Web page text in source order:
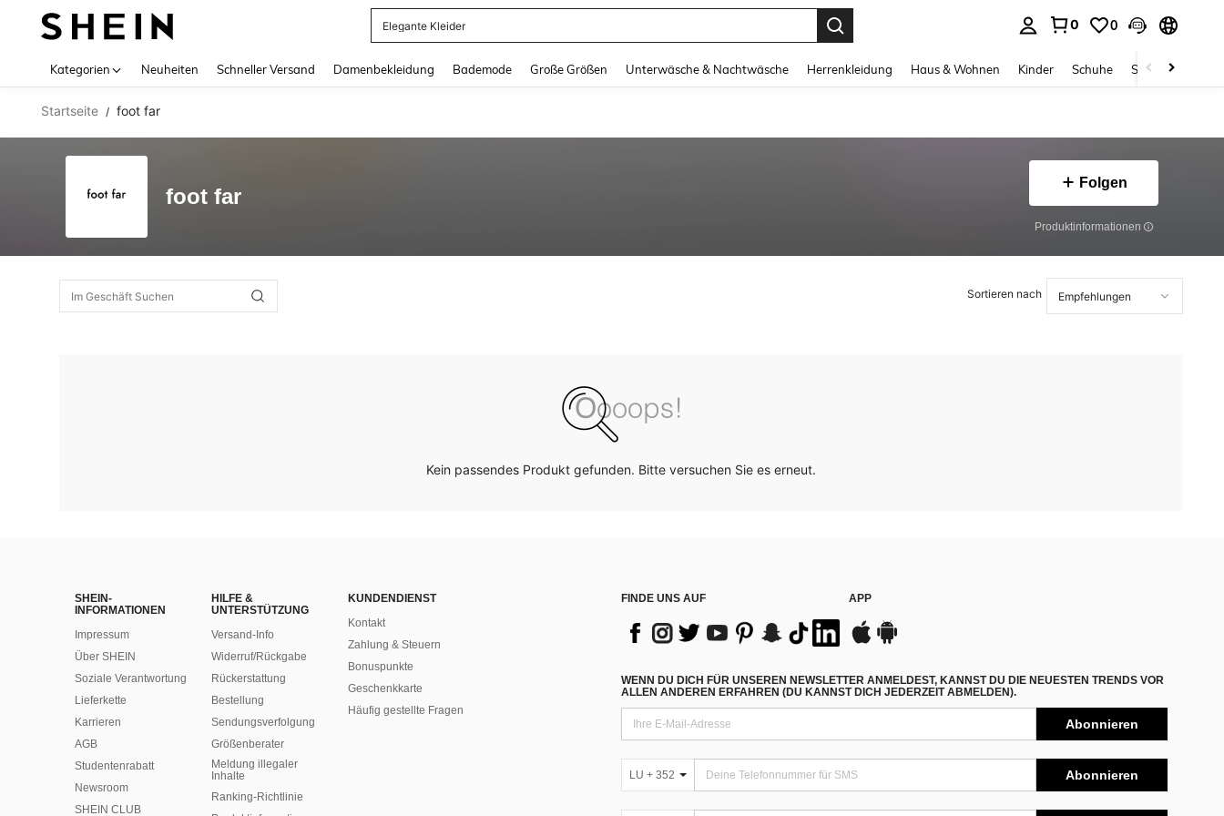
Elegante Kleider
0 0
Kategorien Neuheiten Schneller Versand Damenbekleidung Bademode Große Größen Unterwäsche & Nachtwäsche Herrenkleidung Haus & Wohnen Kinder Schuhe Schmuck &
Startseite / foot far
foot far
Folgen
Produktinformationen
Sortieren nach
Kein passendes Produkt gefunden. Bitte versuchen Sie es erneut.
SHEIN-
INFORMATIONEN
Impressum
Über SHEIN
Soziale Verantwortung
Lieferkette
Karrieren
AGB
Studentenrabatt
Newsroom
SHEIN CLUB
HILFE &
UNTERSTÜTZUNG
Versand-Info
Widerruf/Rückgabe
Rückerstattung
Bestellung
Sendungsverfolgung
Größenberater
Meldung illegaler
Inhalte
Ranking-Richtlinie
KUNDENDIENST
Kontakt
Zahlung & Steuern
Bonuspunkte
Geschenkkarte
Häufig gestellte Fragen
FINDE UNS AUF APP
WENN DU DICH FÜR UNSEREN NEWSLETTER ANMELDEST, KANNST DU DIE NEUESTEN TRENDS VOR
ALLEN ANDEREN ERFAHREN (DU KANNST DICH JEDERZEIT ABMELDEN).
Abonnieren
LU + 352 Abonnieren